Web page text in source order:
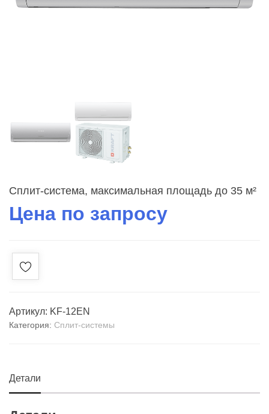
Сплит-система, максимальная площадь до 35 м²
Цена по запросу
Артикул: KF-12EN
Категория: Сплит-системы
Детали